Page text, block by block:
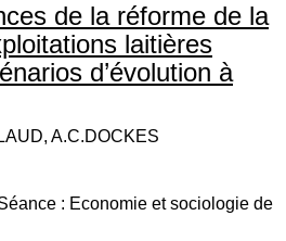
de la réforme de la
laitières
d’évolution à
A.C.DOCKES
: Economie et sociologie de